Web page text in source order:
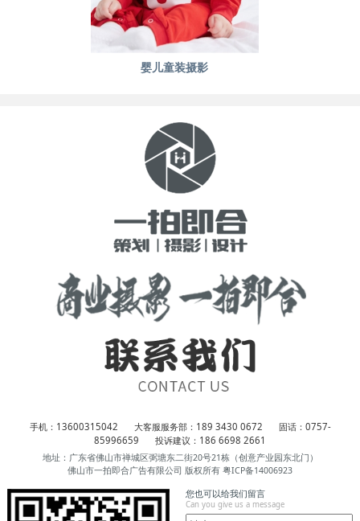
婴儿童装摄影
手机：13600315042 大客服服务部：189 3430 0672
固话：0757-
85996659
投诉建议：186 6698 2661
地址：广东省佛山市禅城区弼塘东二街20号21栋（创意产业园东北门）
佛山市一拍即合广告有限公司 版权所有 粤ICP备14006923
您也可以给我们留言
Can you give us a message